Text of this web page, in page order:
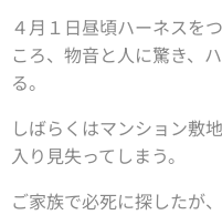
４月１日昼頃ハーネスを
ころ、物音と人に驚き、
る。
しばらくはマンション敷
入り見失ってしまう。
ご家族で必死に探したが、